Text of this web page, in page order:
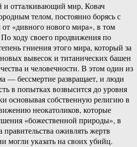
и отталкивающий мир, Ковач
телом, постоянно борясь с
«дивного нового мира», в том
ходу своего продвижения по
гниения этого мира, который за
вывесок и титанических башен
и человечности. В этом один из
— бессмертие развращает, и люди
в попытках возвысится до уровня
основывая собственную религию в
неокатоликов, которые
«божественной природы», в
правительства оживлять жертв
могли указать на своих убийц.